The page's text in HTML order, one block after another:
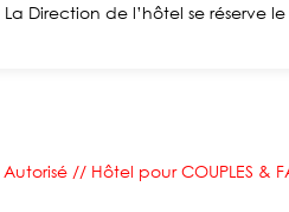
Direction de l’hôtel se réserve
// Hôtel pour COUPLES &